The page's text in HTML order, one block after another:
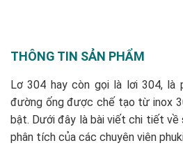
THÔNG TIN SẢN PHẨM
Lơ 304 hay còn gọi là lơi 304, là
đường ống được chế tạo từ inox
bật. Dưới đây là bài viết chi tiết về
phân tích của các chuyên viên